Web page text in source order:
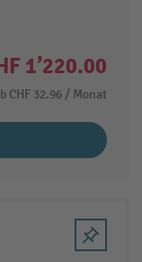
1’220.00
CHF 32.96 / Monat